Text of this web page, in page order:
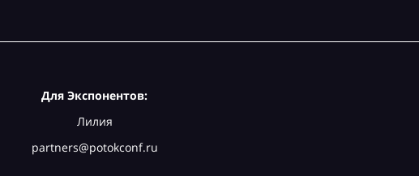
Для Экспонентов:
Лилия
partners@potokconf.ru